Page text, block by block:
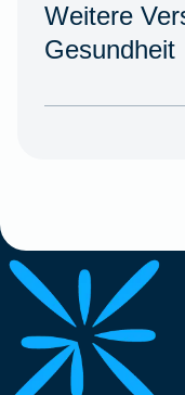
Weitere
Gesundheit